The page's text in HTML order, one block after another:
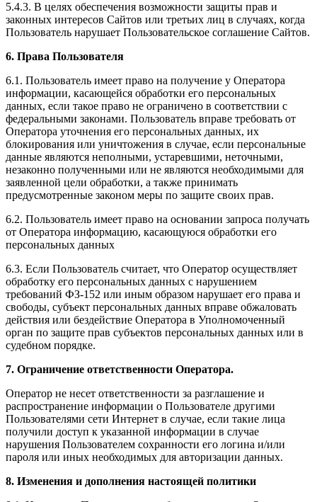
5.4.3. В целях обеспечения возможности защиты прав и
законных интересов Сайтов или третьих лиц в случаях, когда
Пользователь нарушает Пользовательское соглашение Сайтов.
6. Права Пользователя
6.1. Пользователь имеет право на получение у Оператора
информации, касающейся обработки его персональных
данных, если такое право не ограничено в соответствии с
федеральными законами. Пользователь вправе требовать от
Оператора уточнения его персональных данных, их
блокирования или уничтожения в случае, если персональные
данные являются неполными, устаревшими, неточными,
незаконно полученными или не являются необходимыми для
заявленной цели обработки, а также принимать
предусмотренные законом меры по защите своих прав.
6.2. Пользователь имеет право на основании запроса получать
от Оператора информацию, касающуюся обработки его
персональных данных
6.3. Если Пользователь считает, что Оператор осуществляет
обработку его персональных данных с нарушением
требований ФЗ-152 или иным образом нарушает его права и
свободы, субъект персональных данных вправе обжаловать
действия или бездействие Оператора в Уполномоченный
орган по защите прав субъектов персональных данных или в
судебном порядке.
7. Ограничение ответственности Оператора.
Оператор не несет ответственности за разглашение и
распространение информации о Пользователе другими
Пользователями сети Интернет в случае, если такие лица
получили доступ к указанной информации в случае
нарушения Пользователем сохранности его логина и/или
пароля или иных необходимых для авторизации данных.
8. Изменения и дополнения настоящей политики